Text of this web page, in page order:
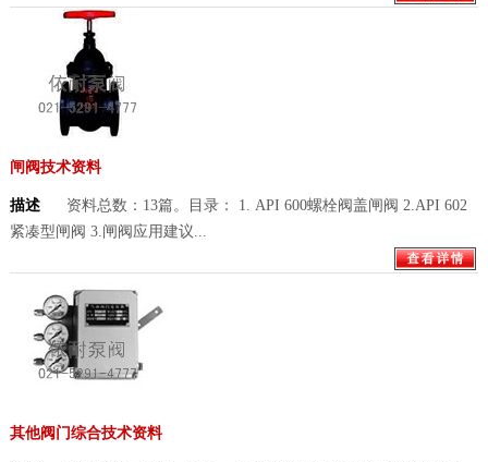
闸阀技术资料
描述
资料总数：13篇。目录： 1. API 600螺栓阀盖闸阀 2.API 602
紧凑型闸阀 3.闸阀应用建议...
其他阀门综合技术资料